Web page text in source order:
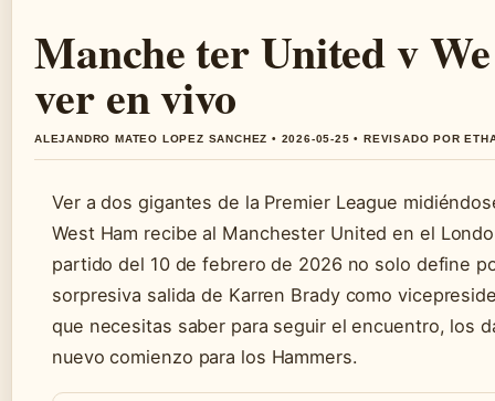
Manche ter United v
ver en vivo
ALEJANDRO MATEO LOPEZ SANCHEZ • 2026-05-25 • REVISADO POR
Ver a dos gigantes de la Premier League
West Ham recibe al Manchester United en el
partido del 10 de febrero de 2026 no solo define
sorpresiva salida de Karren Brady como
que necesitas saber para seguir el encuentro, los
nuevo comienzo para los Hammers.